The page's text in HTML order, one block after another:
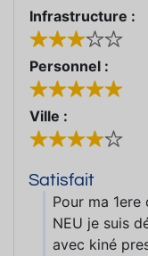
Infrastructure :
Personnel :
Ville :
Satisfait
Pour ma 1ere
NEU je suis
avec kiné